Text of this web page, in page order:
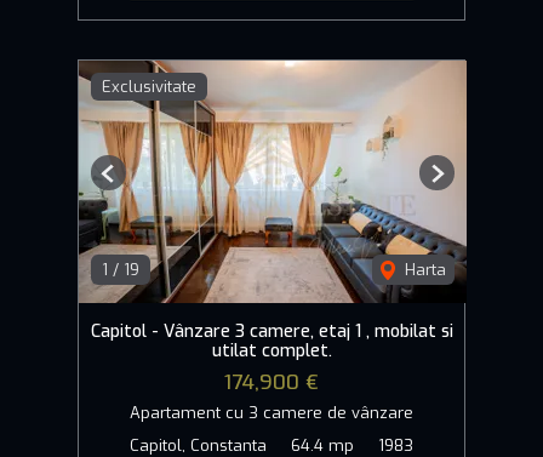
Exclusivitate
1 / 19 Harta
Previous Next
Capitol - Vânzare 3 camere, etaj 1 , mobilat si
utilat complet.
174,900 €
Apartament cu 3 camere de vânzare
Capitol, Constanta
64.4 mp 1983